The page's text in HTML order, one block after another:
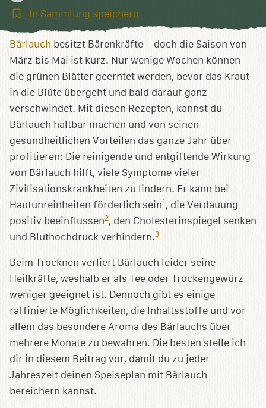
In
speichern
In Sammlung speichern
Bärlauch besitzt Bärenkräfte – doch die Saison von
März bis Mai ist kurz. Nur wenige Wochen können
die grünen Blätter geerntet werden, bevor das Kraut
in die Blüte übergeht und bald darauf ganz
verschwindet. Mit diesen Rezepten, kannst du
Bärlauch haltbar machen und von seinen
gesundheitlichen Vorteilen das ganze Jahr über
profitieren: Die reinigende und entgiftende Wirkung
von Bärlauch hilft, viele Symptome vieler
Zivilisationskrankheiten zu lindern. Er kann bei
Hautunreinheiten förderlich sein1 , die Verdauung
positiv beeinflussen2, den Cholesterinspiegel senken
und Bluthochdruck verhindern.3
Beim Trocknen verliert Bärlauch leider seine
Heilkräfte, weshalb er als Tee oder Trockengewürz
weniger geeignet ist. Dennoch gibt es einige
raffinierte Möglichkeiten, die Inhaltsstoffe und vor
allem das besondere Aroma des Bärlauchs über
mehrere Monate zu bewahren. Die besten stelle ich
dir in diesem Beitrag vor, damit du zu jeder
Jahreszeit deinen Speiseplan mit Bärlauch
bereichern kannst.